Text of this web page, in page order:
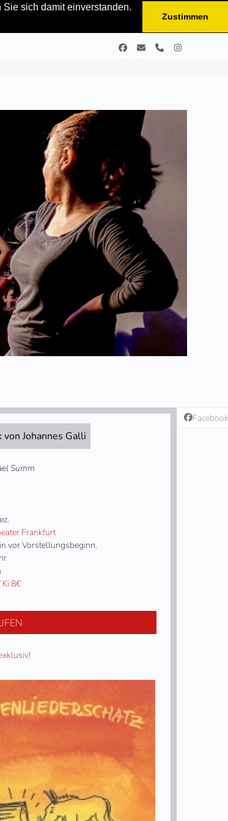
sich damit einverstanden.
Zustimmen
Facebook
E- TelefonInstagram
Johannes Galli
Summ
Frankfurt
vor Vorstellungsbeginn.
8€